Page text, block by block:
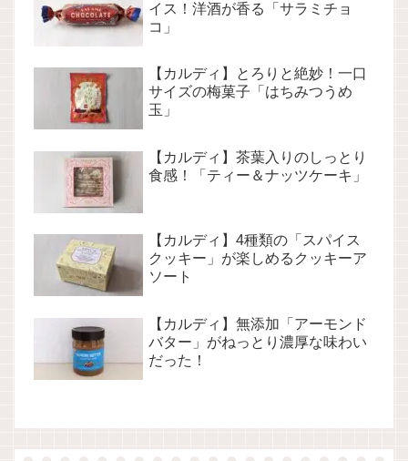
イス！洋酒が香る「サラミチョ
コ」
【カルディ】とろりと絶妙！一口
サイズの梅菓子「はちみつうめ
玉」
【カルディ】茶葉入りのしっとり
食感！「ティー＆ナッツケーキ」
【カルディ】4種類の「スパイス
クッキー」が楽しめるクッキーア
ソート
【カルディ】無添加「アーモンド
バター」がねっとり濃厚な味わい
だった！